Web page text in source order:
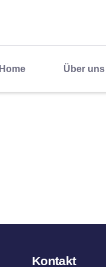
Home Über uns
Kontakt